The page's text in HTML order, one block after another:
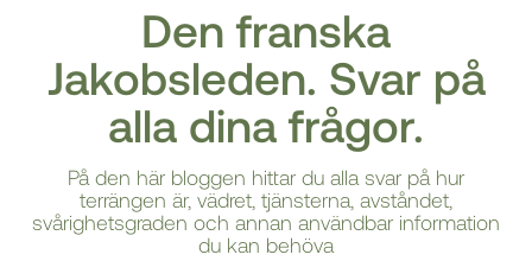
Den franska
Jakobsleden. Svar på
alla dina frågor.
På den här bloggen hittar du alla svar på hur
terrängen är, vädret, tjänsterna, avståndet,
svårighetsgraden och annan användbar information
du kan behöva